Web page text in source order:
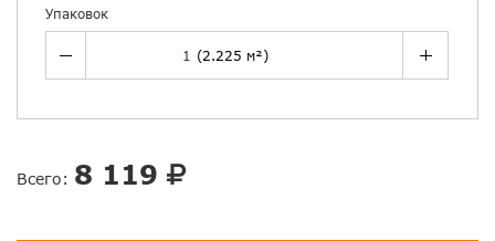
Упаковок
Всего: 8 119